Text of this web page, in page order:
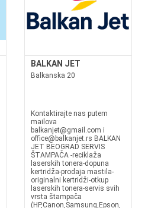
BALKAN JET
Balkanska 20
Kontaktirajte nas putem
mailova
balkanjet@gmail.com i
office@balkanjet.rs BALKAN
JET BEOGRAD SERVIS
ŠTAMPAČA -reciklaža
laserskih tonera-dopuna
kertridža-prodaja mastila-
originalni kertridži-otkup
laserskih tonera-servis svih
vrsta štampača
(HP,Canon,Samsung,Epson,